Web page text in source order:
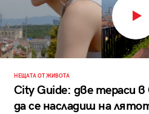
НЕЩАТА ОТ ЖИВОТА
City Guide: две тераси
да се насладиш на